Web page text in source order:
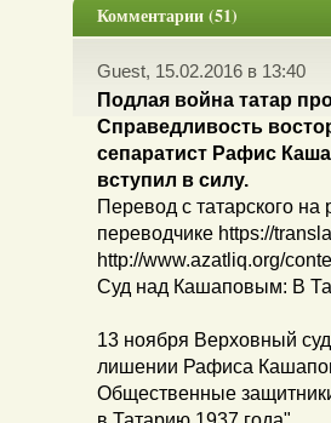
Комментарии (51)
Guest, 15.02.2016 в 13:40
Подлая война татар
Справедливость
сепаратист Рафис
вступил в силу.
Перевод с татарского
переводчике https://
http://www.azatliq.org/
Суд над Кашаповым: В
13 ноября Верховный
лишении Рафиса
Общественные